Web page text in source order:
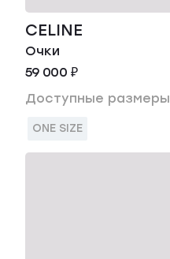
CELINE
Очки
59 000 ₽
Доступные размеры
ONE SIZE